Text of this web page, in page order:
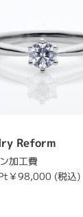
Reform
加工費
￥98,000 (税込)